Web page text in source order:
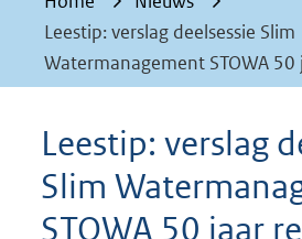
geweigerd.
Leestip: verslag deelsessie Slim
Watermanagement STOWA
Leestip: verslag
Slim
STOWA 50 jaar